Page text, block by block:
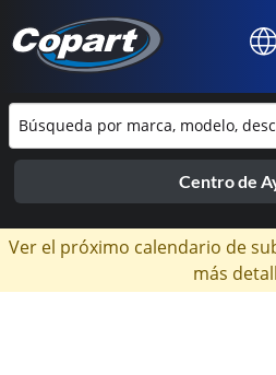
Centro de
Ver el próximo calendario de
más